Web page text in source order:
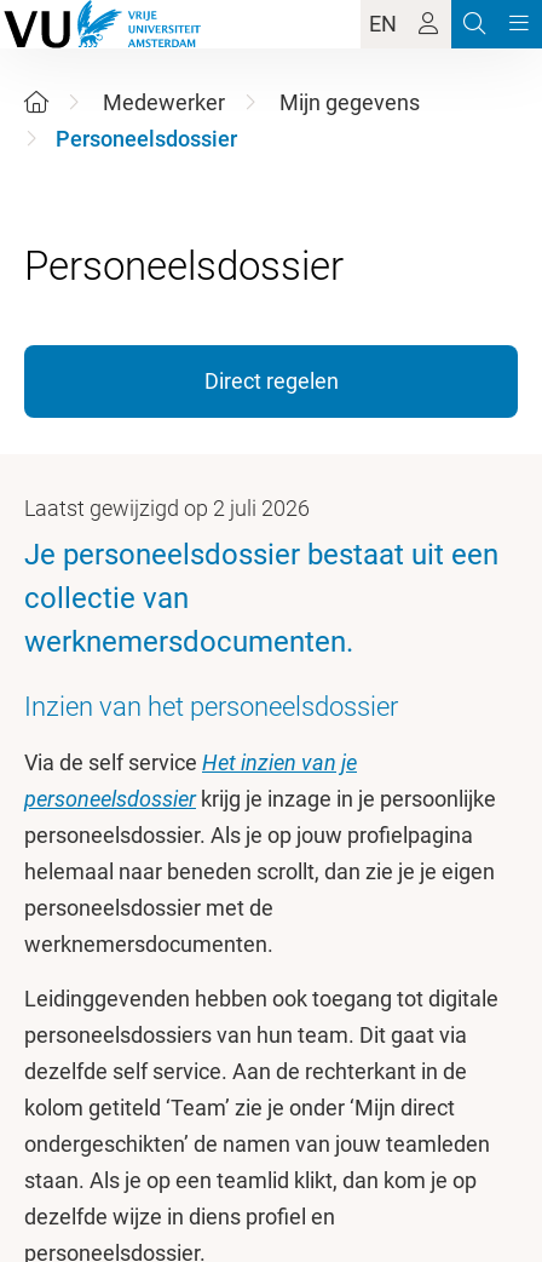
EN
Medewerker
Mijn gegevens
Personeelsdossier
Direct regelen
Laatst gewijzigd op 2 juli 2026
Je personeelsdossier bestaat uit een
collectie van
werknemersdocumenten.
Inzien van het personeelsdossier
Via de self service Het inzien van je
personeelsdossierkrijg je inzage in je persoonlijke
personeelsdossier. Als je op jouw profielpagina
helemaal naar beneden scrollt, dan zie je je eigen
personeelsdossier met de
werknemersdocumenten.
Leidinggevenden hebben ook toegang tot digitale
personeelsdossiers van hun team. Dit gaat via
dezelfde self service. Aan de rechterkant in de
kolom getiteld ‘Team’ zie je onder ‘Mijn direct
ondergeschikten’ de namen van jouw teamleden
staan. Als je op een teamlid klikt, dan kom je op
dezelfde wijze in diens profiel en
personeelsdossier.